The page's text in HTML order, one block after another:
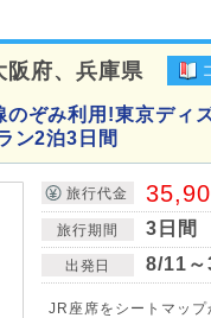
阪府、兵庫県
ぞみ利用!東京ディ
ン2泊3日間
旅行代金
旅行期間 3日間
出発日 8/11
JR座席をシートマッ